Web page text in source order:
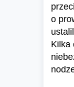
o
Kilka